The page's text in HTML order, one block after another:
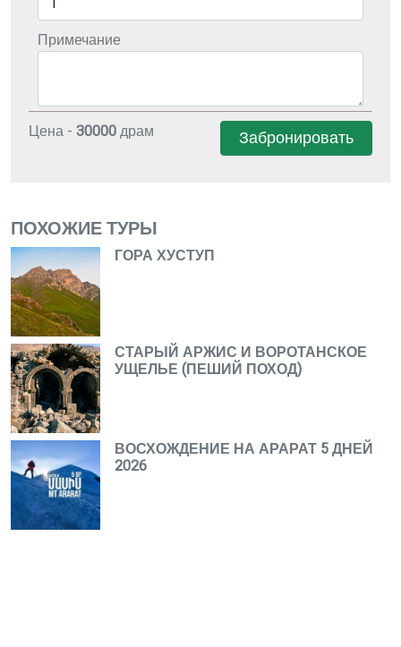
Примечание
Цена - 30000 драм Забронировать
ПОХОЖИЕ ТУРЫ
ГОРА ХУСТУП
СТАРЫЙ АРЖИС И ВОРОТАНСКОЕ
УЩЕЛЬЕ (ПЕШИЙ ПОХОД)
ВОСХОЖДЕНИЕ НА АРАРАТ 5 ДНЕЙ
2026